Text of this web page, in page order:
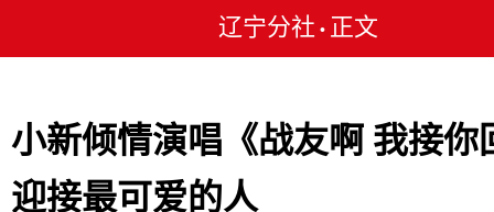
辽宁分社 • 正文
小新倾情演唱《战友啊 我接你
迎接最可爱的人